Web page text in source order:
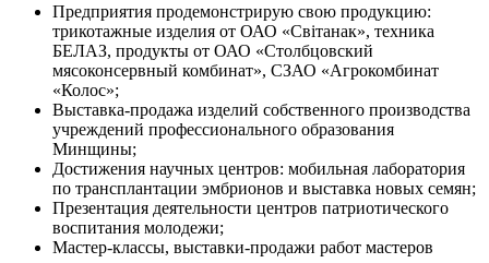
Предприятия продемонстрирую свою продукцию:
трикотажные изделия от ОАО «Світанак», техника
БЕЛАЗ, продукты от ОАО «Столбцовский
мясоконсервный комбинат», СЗАО «Агрокомбинат
«Колос»;
Выставка-продажа изделий собственного производства
учреждений профессионального образования
Минщины;
Достижения научных центров: мобильная лаборатория
по трансплантации эмбрионов и выставка новых семян;
Презентация деятельности центров патриотического
воспитания молодежи;
Мастер-классы, выставки-продажи работ мастеров